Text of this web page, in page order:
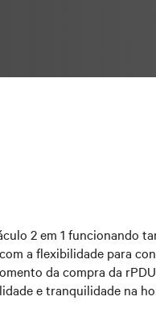
2 em 1 funcionando
a flexibilidade para
da compra da
e tranquilidade na